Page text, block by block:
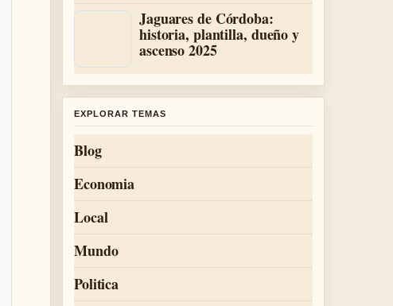
Jaguares de Córdoba:
historia, plantilla, dueño y
ascenso 2025
EXPLORAR TEMAS
Blog
Economia
Local
Mundo
Politica